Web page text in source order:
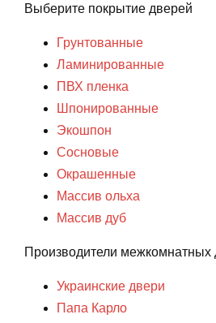
Выберите покрытие дверей
Грунтованные
Ламинированные
ПВХ пленка
Шпонированные
Экошпон
Сосновые
Окрашенные
Массив ольха
Массив дуб
Производители межкомнатных
Украинские двери
Папа Карло